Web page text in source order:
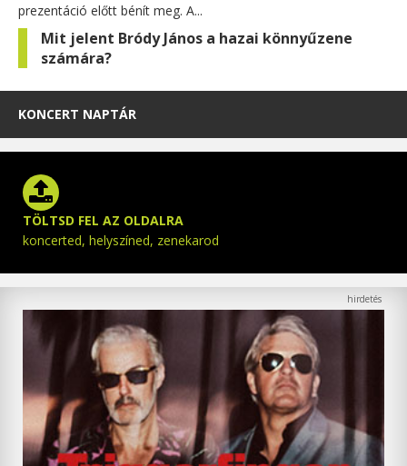
prezentáció előtt bénít meg. A...
Mit jelent Bródy János a hazai könnyűzene
számára?
KONCERT NAPTÁR
TÖLTSD FEL AZ OLDALRA
koncerted, helyszíned, zenekarod